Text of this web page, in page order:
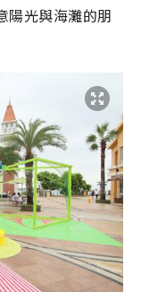
陽光與海灘的朋